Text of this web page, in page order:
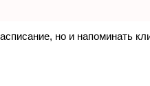
но и напоминать